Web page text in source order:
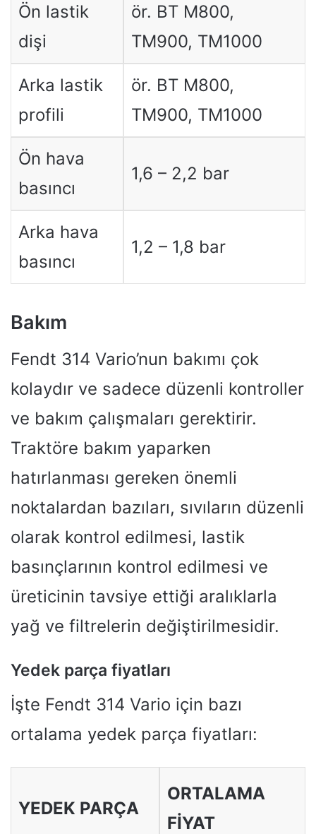
Ön lastik
dişi
ör. BT M800,
TM900, TM1000
Arka lastik
profili
ör. BT M800,
TM900, TM1000
Ön hava
basıncı
1,6 – 2,2 bar
Arka hava
basıncı
1,2 – 1,8 bar
Bakım
Fendt 314 Vario’nun bakımı çok
kolaydır ve sadece düzenli kontroller
ve bakım çalışmaları gerektirir.
Traktöre bakım yaparken
hatırlanması gereken önemli
noktalardan bazıları, sıvıların düzenli
olarak kontrol edilmesi, lastik
basınçlarının kontrol edilmesi ve
üreticinin tavsiye ettiği aralıklarla
yağ ve filtrelerin değiştirilmesidir.
Yedek parça fiyatları
İşte Fendt 314 Vario için bazı
ortalama yedek parça fiyatları:
YEDEK PARÇA
ORTALAMA
FIYAT